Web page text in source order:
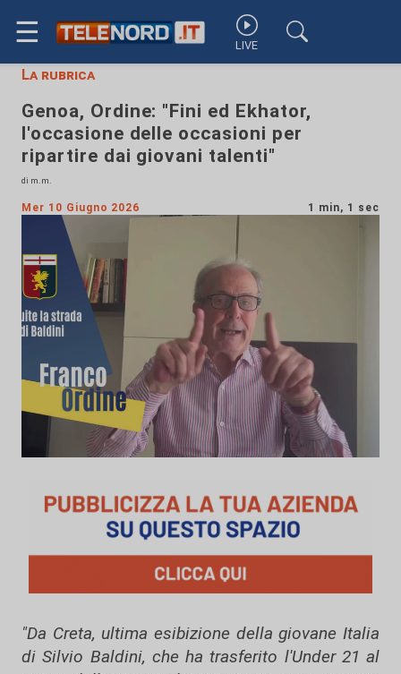
☰ LIVE
La rubrica
Genoa, Ordine: "Fini ed Ekhator,
l'occasione delle occasioni per
ripartire dai giovani talenti"
di m.m.
Mer 10 Giugno 2026 1 min, 1 sec
"Da Creta, ultima esibizione della giovane Italia
di Silvio Baldini, che ha trasferito l'Under 21 al